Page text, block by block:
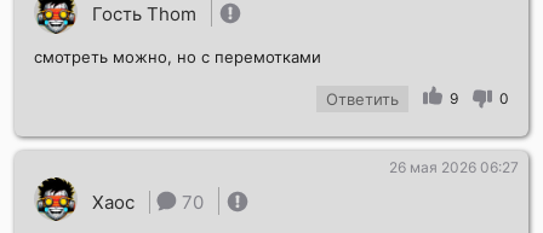
Гость Thom
смотреть можно, но с перемотками
Ответить 9 0
Хаос 70
26 мая 2026 06:27